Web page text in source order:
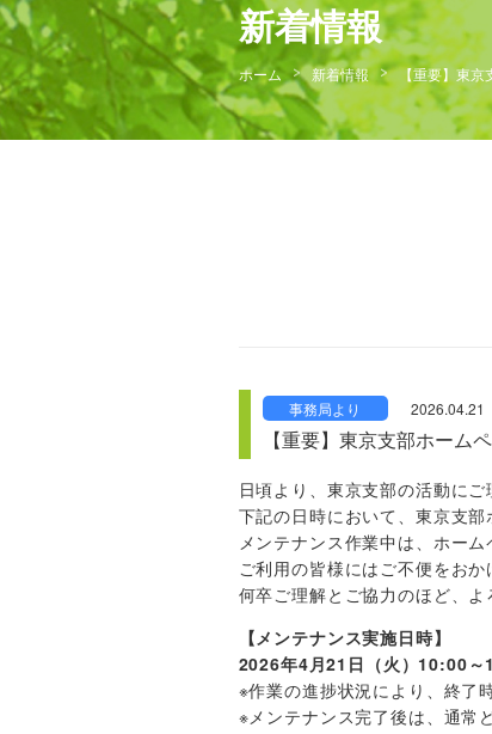
新着情報
ホーム 新着情報 【重要】東京
事務局より 2026.04.21
【重要】東京支部ホーム
日頃より、東京支部の活動に
下記の日時において、東京支
メンテナンス作業中は、ホー
ご利用の皆様にはご不便をおか
何卒ご理解とご協力のほど、よ
【メンテナンス実施日時】
2026年4月21日（火）10:00
※作業の進捗状況により、終了
※メンテナンス完了後は、通常